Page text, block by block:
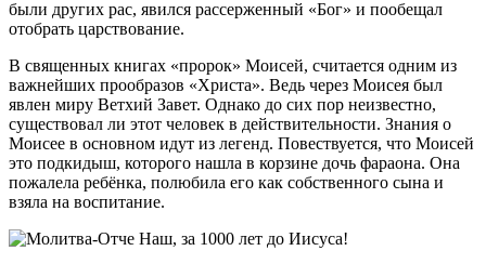
были других рас, явился рассерженный «Бог» и пообещал
отобрать царствование.
В священных книгах «пророк» Моисей, считается одним из
важнейших прообразов «Христа». Ведь через Моисея был
явлен миру Ветхий Завет. Однако до сих пор неизвестно,
существовал ли этот человек в действительности. Знания о
Моисее в основном идут из легенд. Повествуется, что Моисей
это подкидыш, которого нашла в корзине дочь фараона. Она
пожалела ребёнка, полюбила его как собственного сына и
взяла на воспитание.